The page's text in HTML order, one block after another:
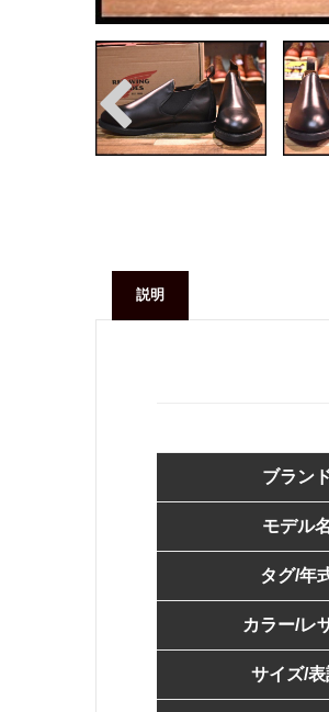
説明
ブラン
モデル名
タグ/年
カラー/レ
サイズ/表